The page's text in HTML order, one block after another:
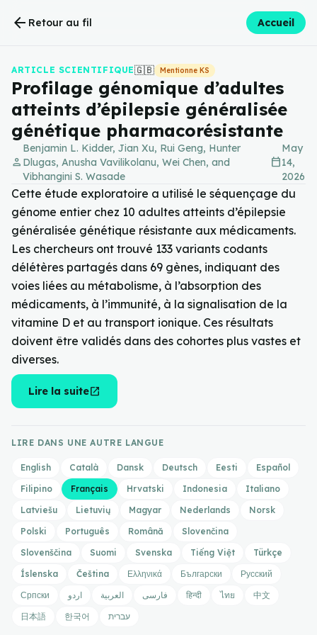
arrow_back Retour au fil Accueil
ARTICLE SCIENTIFIQUE🇬🇧 Mentionne KS
Profilage génomique d’adultes
atteints d’épilepsie généralisée
génétique pharmacorésistante
person
Benjamin L. Kidder, Jian Xu, Rui Geng, Hunter
Dlugas, Anusha Vavilikolanu, Wei Chen, and
Vibhangini S. Wasade
calendar_today
May
14,
2026
Cette étude exploratoire a utilisé le séquençage du
génome entier chez 10 adultes atteints d’épilepsie
généralisée génétique résistante aux médicaments.
Les chercheurs ont trouvé 133 variants codants
délétères partagés dans 69 gènes, indiquant des
voies liées au métabolisme, à l’absorption des
médicaments, à l’immunité, à la signalisation de la
vitamine D et au transport ionique. Ces résultats
doivent être validés dans des cohortes plus vastes et
diverses.
Lire la suiteopen_in_new
LIRE DANS UNE AUTRE LANGUE
English Català Dansk Deutsch Eesti
Español
Filipino
Français Hrvatski Indonesia
Italiano
Latviešu
Lietuvių Magyar Nederlands
Norsk
Polski
Português Română
Slovenčina
Slovenščina
Suomi Svenska Tiếng Việt
Türkçe
Íslenska
Čeština Ελληνικά Български
Русский
Српски
اردو العربية فارسی हिन्दी ไทย
中文
日本語
한국어 עברית